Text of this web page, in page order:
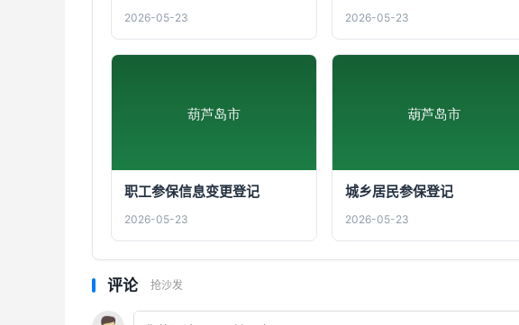
2026-05-23 2026-05-23
职工参保信息变更登记
2026-05-23
城乡居民参保登记
2026-05-23
评论 抢沙发